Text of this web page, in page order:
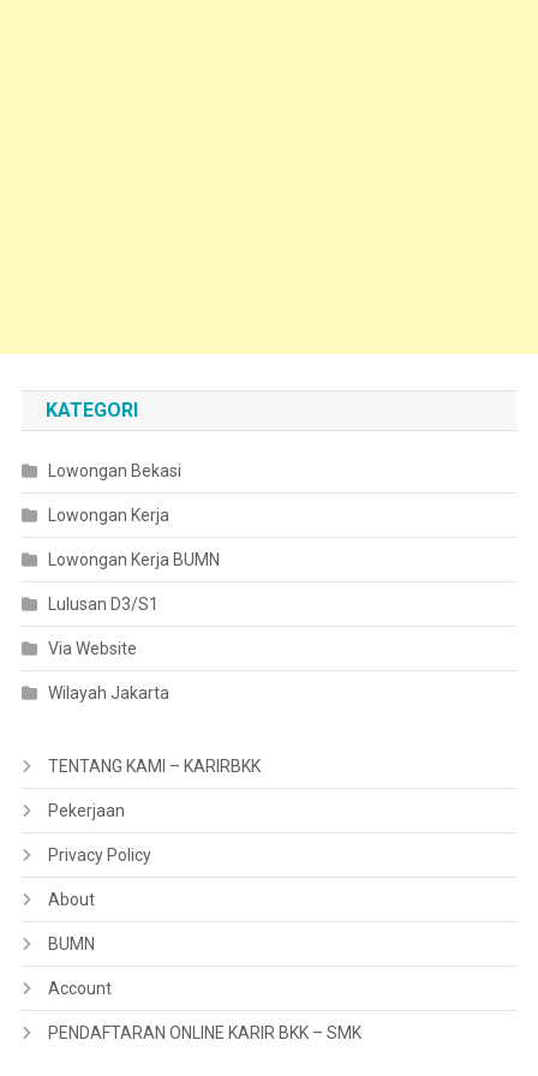
KATEGORI
Lowongan Bekasi
Lowongan Kerja
Lowongan Kerja BUMN
Lulusan D3/S1
Via Website
Wilayah Jakarta
TENTANG KAMI – KARIRBKK
Pekerjaan
Privacy Policy
About
BUMN
Account
PENDAFTARAN ONLINE KARIR BKK – SMK